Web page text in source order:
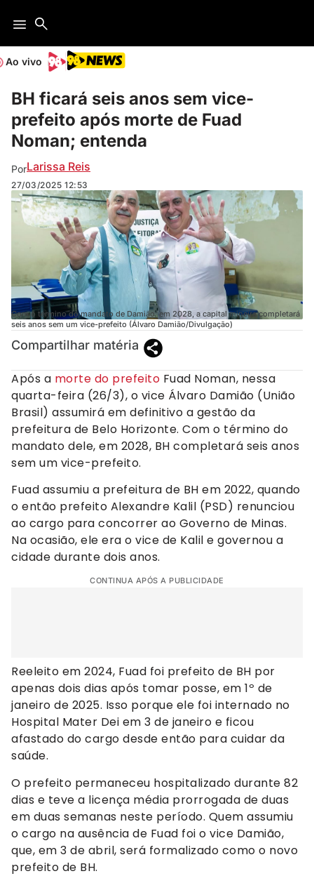
Ao vivo
BH ficará seis anos sem vice-
prefeito após morte de Fuad
Noman; entenda
PorLarissa Reis
27/03/2025 12:53
Com o término do mandato de Damião, em 2028, a capital mineira completará
seis anos sem um vice-prefeito (Álvaro Damião/Divulgação)
Compartilhar matéria
Após a morte do prefeito Fuad Noman, nessa
quarta-feira (26/3), o vice Álvaro Damião (União
Brasil) assumirá em definitivo a gestão da
prefeitura de Belo Horizonte. Com o término do
mandato dele, em 2028, BH completará seis anos
sem um vice-prefeito.
Fuad assumiu a prefeitura de BH em 2022, quando
o então prefeito Alexandre Kalil (PSD) renunciou
ao cargo para concorrer ao Governo de Minas.
Na ocasião, ele era o vice de Kalil e governou a
cidade durante dois anos.
CONTINUA APÓS A PUBLICIDADE
Reeleito em 2024, Fuad foi prefeito de BH por
apenas dois dias após tomar posse, em 1º de
janeiro de 2025. Isso porque ele foi internado no
Hospital Mater Dei em 3 de janeiro e ficou
afastado do cargo desde então para cuidar da
saúde.
O prefeito permaneceu hospitalizado durante 82
dias e teve a licença média prorrogada de duas
em duas semanas neste período. Quem assumiu
o cargo na ausência de Fuad foi o vice Damião,
que, em 3 de abril, será formalizado como o novo
prefeito de BH.